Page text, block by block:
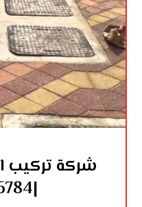
شركة تركيب
|0558466784